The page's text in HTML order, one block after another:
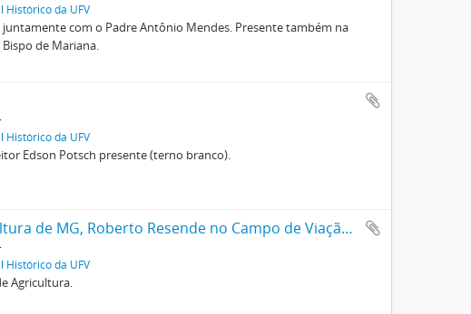
Histórico da UFV
com o Padre Antônio Mendes. Presente também na
de Mariana.
Histórico da UFV
Edson Potsch presente (terno branco).
Chegada do Secretário de Agricultura de MG, Roberto Resende no Campo de Viação da Uremg
Histórico da UFV
Agricultura.